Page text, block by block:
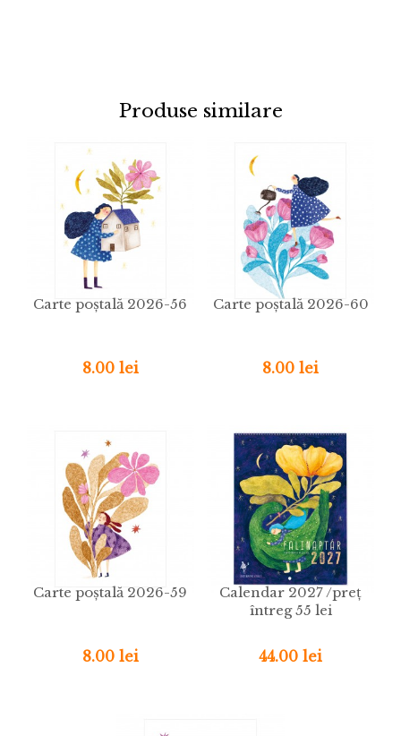
Produse similare
Carte poștală 2026-56
8.00 lei
Carte poștală 2026-60
8.00 lei
Carte poștală 2026-59
8.00 lei
Calendar 2027 /preț
întreg 55 lei
44.00 lei